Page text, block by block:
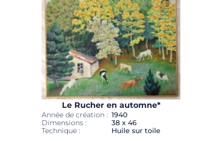
Le Rucher en automne*
Année de création : 1940
Dimensions :
38 x 46
Technique :
Huile sur toile